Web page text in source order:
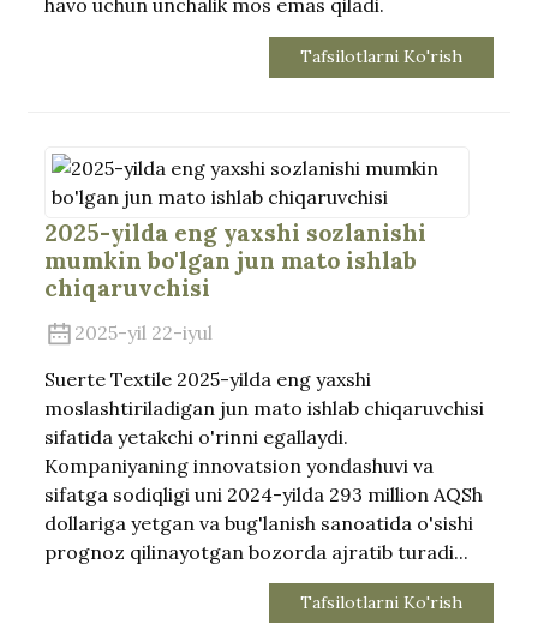
havo uchun unchalik mos emas qiladi.
Tafsilotlarni Ko'rish
2025-yilda eng yaxshi sozlanishi
mumkin bo'lgan jun mato ishlab
chiqaruvchisi
2025-yil 22-iyul
Suerte Textile 2025-yilda eng yaxshi
moslashtiriladigan jun mato ishlab chiqaruvchisi
sifatida yetakchi o'rinni egallaydi.
Kompaniyaning innovatsion yondashuvi va
sifatga sodiqligi uni 2024-yilda 293 million AQSh
dollariga yetgan va bug'lanish sanoatida o'sishi
prognoz qilinayotgan bozorda ajratib turadi...
Tafsilotlarni Ko'rish